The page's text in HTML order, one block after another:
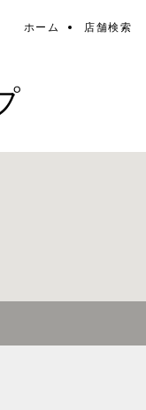
ホーム 店舗検索